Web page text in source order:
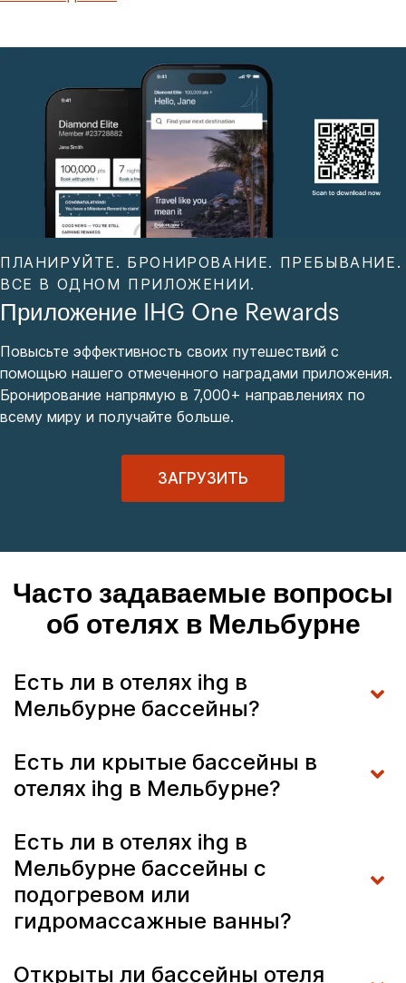
ПЛАНИРУЙТЕ. БРОНИРОВАНИЕ. ПРЕБЫВАНИЕ.
ВСЕ В ОДНОМ ПРИЛОЖЕНИИ.
Приложение IHG One Rewards
Повысьте эффективность своих путешествий с
помощью нашего отмеченного наградами приложения.
Бронирование напрямую в 7,000+ направлениях по
всему миру и получайте больше.
ЗАГРУЗИТЬ
Часто задаваемые вопросы
об отелях в Мельбурне
Есть ли в отелях ihg в
Мельбурне бассейны?
Есть ли крытые бассейны в
отелях ihg в Мельбурне?
Есть ли в отелях ihg в
Мельбурне бассейны с
подогревом или
гидромассажные ванны?
Открыты ли бассейны отеля